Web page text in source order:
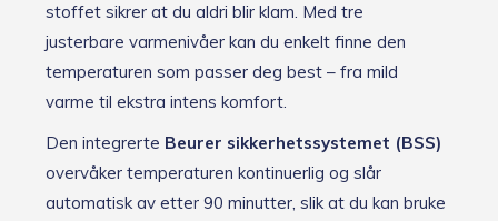
stoffet sikrer at du aldri blir klam. Med tre
justerbare varmenivåer kan du enkelt finne den
temperaturen som passer deg best – fra mild
varme til ekstra intens komfort.
Den integrerte Beurer sikkerhetssystemet (BSS)
overvåker temperaturen kontinuerlig og slår
automatisk av etter 90 minutter, slik at du kan bruke